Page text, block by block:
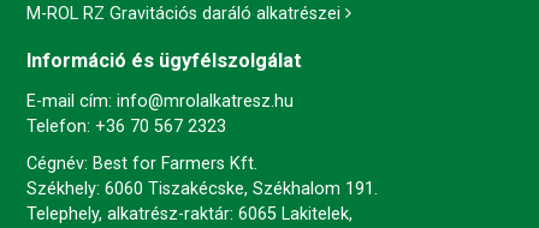
M-ROL RZ Gravitációs daráló alkatrészei
Információ és ügyfélszolgálat
E-mail cím: info@mrolalkatresz.hu
Telefon: +36 70 567 2323
Cégnév: Best for Farmers Kft.
Székhely: 6060 Tiszakécske, Székhalom 191.
Telephely, alkatrész-raktár: 6065 Lakitelek,